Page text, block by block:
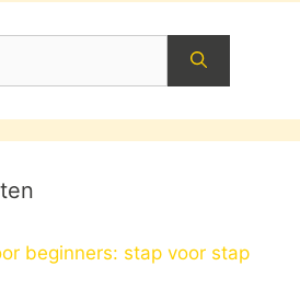
beginners: stap voor stap